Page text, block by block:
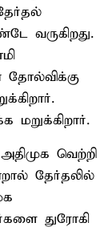
வருகிறது.
தோல்விக்கு
வெற்றி
தேர்தலில்
துரோகி